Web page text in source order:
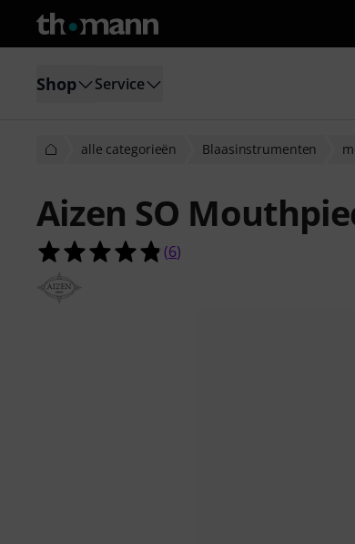
Shop Service
alle categorieën Blaasinstrumenten
Aizen SO
4.8 van de 5 sterren van 6
(6)